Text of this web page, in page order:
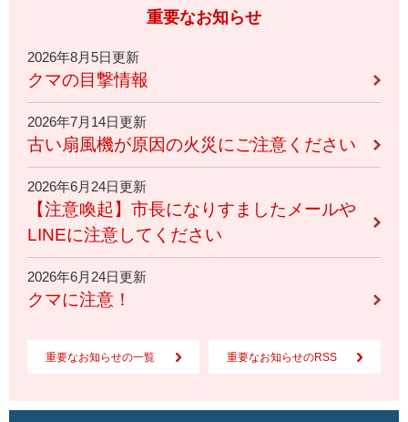
重要なお知らせ
2026年8月5日更新
クマの目撃情報
2026年7月14日更新
古い扇風機が原因の火災にご注意ください
2026年6月24日更新
【注意喚起】市長になりすましたメールや
LINEに注意してください
2026年6月24日更新
クマに注意！
重要なお知らせの一覧 重要なお知らせのRSS